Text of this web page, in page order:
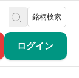
ログイン
銘柄検索